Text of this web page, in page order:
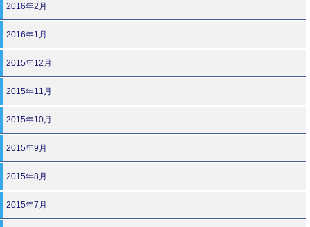
2016年2月
2016年1月
2015年12月
2015年11月
2015年10月
2015年9月
2015年8月
2015年7月